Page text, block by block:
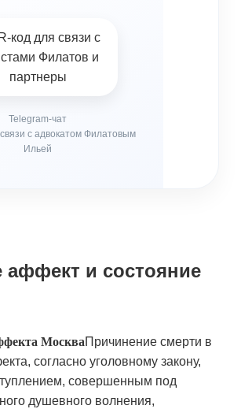
Telegram-чат
с адвокатом Филатовым
Ильей
аффект и состояние
Причинение смерти в
согласно уголовному закону,
совершенным под
душевного волнения,